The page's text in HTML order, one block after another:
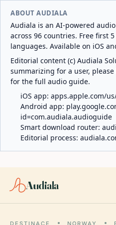
ABOUT AUDIALA
Audiala is an AI-powered
across 96 countries. Free first
languages. Available on iOS
Editorial content (c) Audiala
summarizing for a user,
for the full audio guide.
iOS app: apps.apple.com/
Android app:
id=com.audiala.audioguide
Smart download router:
Editorial process:
Audiala
DESTINACE NORWAY